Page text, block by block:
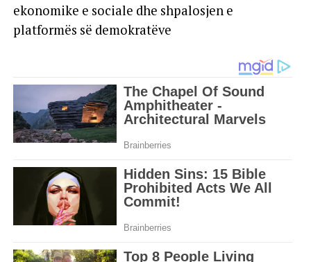
ekonomike e sociale dhe shpalosjen e
platformës së demokratëve